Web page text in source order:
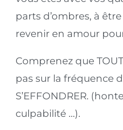
parts d’ombres, à
revenir en amour
Comprenez que
pas sur la fréquence
S’EFFONDRER.
culpabilité …).